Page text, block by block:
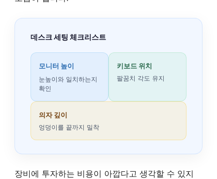
데스크 세팅 체크리스트
모니터 높이
눈높이와 일치하는지
확인
키보드 위치
팔꿈치 각도 유지
의자 깊이
엉덩이를 끝까지 밀착
장비에 투자하는 비용이 아깝다고 생각할 수 있지